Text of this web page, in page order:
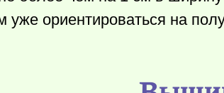
уже ориентироваться на